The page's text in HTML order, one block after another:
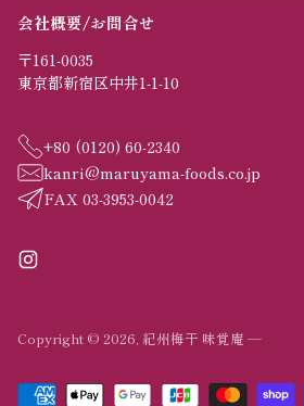
会社概要/お問合せ
〒161-0035
東京都新宿区中井1-1-10
+80 (0120) 60-2340
kanri@maruyama-foods.co.jp
FAX 03-3953-0042
Copyright © 2026, 紀州梅干 味覚庵—